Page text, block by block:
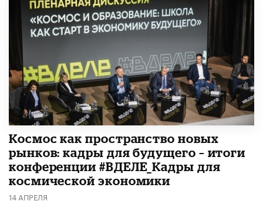
Космос как пространство новых
рынков: кадры для будущего – итоги
конференции #ВДЕЛЕ_Кадры для
космической экономики
14 АПРЕЛЯ